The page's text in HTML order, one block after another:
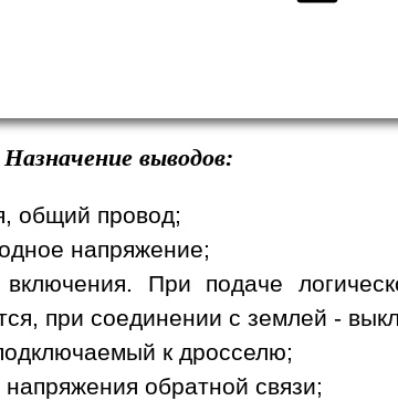
Назначение выводов:
общий провод;
напряжение;
При подаче
при соединении с землей -
к дросселю;
обратной связи;